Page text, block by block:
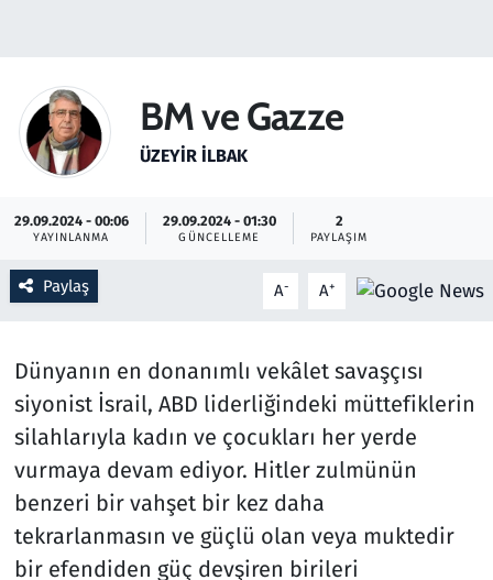
BM ve Gazze
ÜZEYIR İLBAK
29.09.2024 - 00:06
YAYINLANMA
29.09.2024 - 01:30
GÜNCELLEME
2
PAYLAŞIM
Paylaş A- A+
Dünyanın en donanımlı vekâlet savaşçısı
siyonist İsrail, ABD liderliğindeki müttefiklerin
silahlarıyla kadın ve çocukları her yerde
vurmaya devam ediyor. Hitler zulmünün
benzeri bir vahşet bir kez daha
tekrarlanmasın ve güçlü olan veya muktedir
bir efendiden güç devşiren birileri
Haber
Kültür Sanat
Kurumsal Haberler
Otomobil
Oyun
Ramazan
Resmi İlanlar